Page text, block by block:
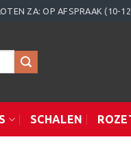
ZA: OP AFSPRAAK (10-
SCHALEN